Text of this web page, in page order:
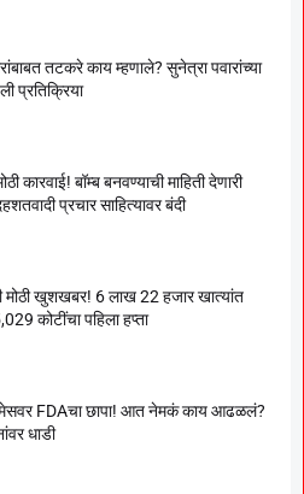
तटकरे काय म्हणाले? सुनेत्रा पवारांच्या
प्रतिक्रिया
कारवाई! बॉम्ब बनवण्याची माहिती देणारी
प्रचार साहित्यावर बंदी
मोठी खुशखबर! 6 लाख 22 हजार खात्यांत
कोटींचा पहिला हप्ता
मेसवर FDAचा छापा! आत नेमकं काय आढळलं?
धाडी